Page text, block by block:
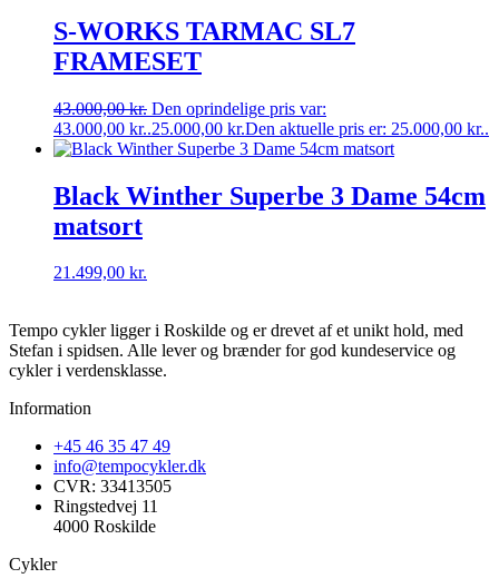
S-WORKS TARMAC SL7
FRAMESET
43.000,00kr. Den oprindelige pris var:
43.000,00 kr..25.000,00 kr.Den aktuelle pris er: 25.000,00 kr..
Black Winther Superbe 3 Dame 54cm
matsort
21.499,00 kr.
Tempo cykler ligger i Roskilde og er drevet af et unikt hold, med
Stefan i spidsen. Alle lever og brænder for god kundeservice og
cykler i verdensklasse.
Information
+45 46 35 47 49
info@tempocykler.dk
CVR: 33413505
Ringstedvej 11
4000 Roskilde
Cykler